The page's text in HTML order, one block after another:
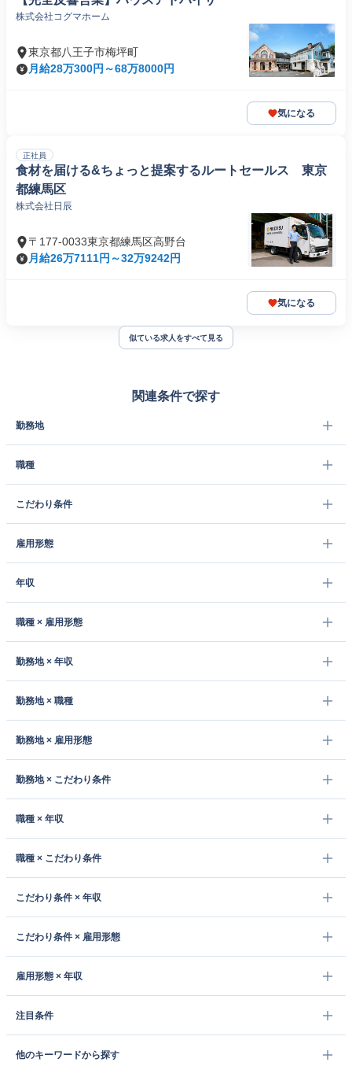
株式会社コグマホーム
東京都八王子市梅坪町
月給28万300円～68万8000円
気になる
正社員
食材を届ける&ちょっと提案するルートセールス 東京
都練馬区
株式会社日辰
〒177-0033東京都練馬区高野台
月給26万7111円～32万9242円
気になる
似ている求人をすべて見る
関連条件で探す
勤務地
職種
こだわり条件
雇用形態
年収
職種 × 雇用形態
勤務地 × 年収
勤務地 × 職種
勤務地 × 雇用形態
勤務地 × こだわり条件
職種 × 年収
職種 × こだわり条件
こだわり条件 × 年収
こだわり条件 × 雇用形態
雇用形態 × 年収
注目条件
他のキーワードから探す